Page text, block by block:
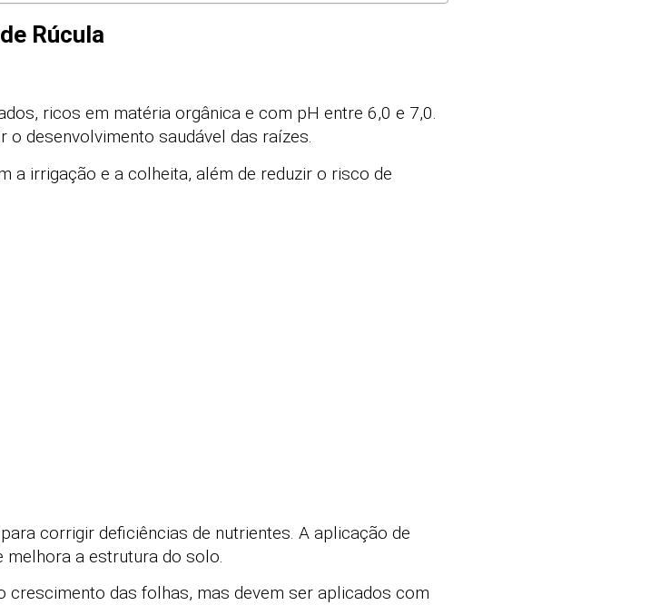
Rúcula
ricos em matéria orgânica e com pH entre 6,0 e 7,0.
o desenvolvimento saudável das raízes.
a irrigação e a colheita, além de reduzir o risco de
corrigir deficiências de nutrientes. A aplicação de
melhora a estrutura do solo.
crescimento das folhas, mas devem ser aplicados com